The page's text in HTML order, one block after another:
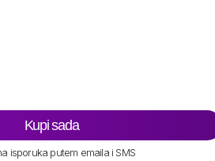
Kupi sada
isporuka putem emaila i SMS